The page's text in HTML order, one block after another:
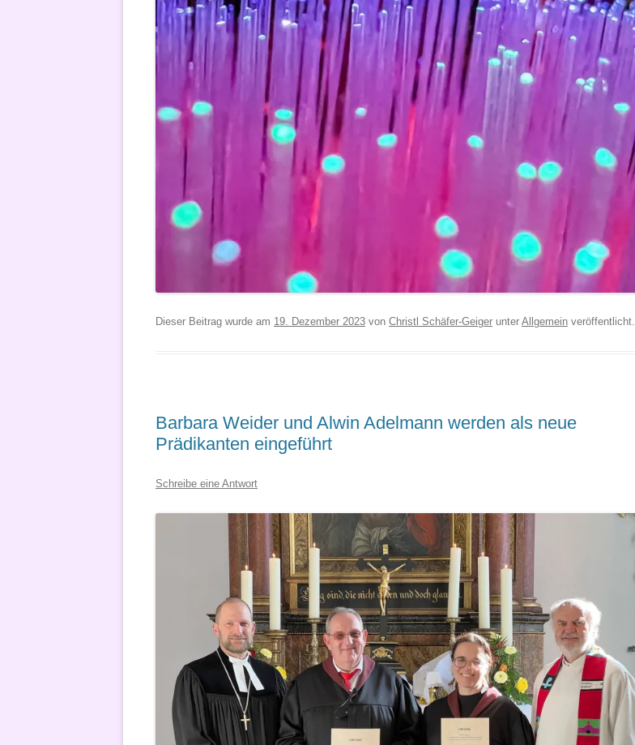
Dieser Beitrag wurde am 19. Dezember 2023 von Christl Schäfer-Geiger unter Allgemein veröffentlicht.
Barbara Weider und Alwin Adelmann werden als neue
Prädikanten eingeführt
Schreibe eine Antwort